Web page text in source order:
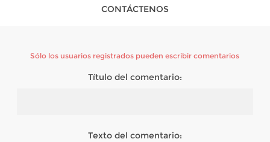
CONTÁCTENOS
Sólo los usuarios registrados pueden escribir comentarios
Título del comentario:
Texto del comentario: